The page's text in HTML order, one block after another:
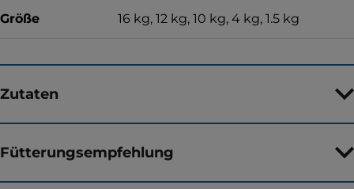
Größe 16 kg, 12 kg, 10 kg, 4 kg, 1.5 kg
Zutaten
Fütterungsempfehlung